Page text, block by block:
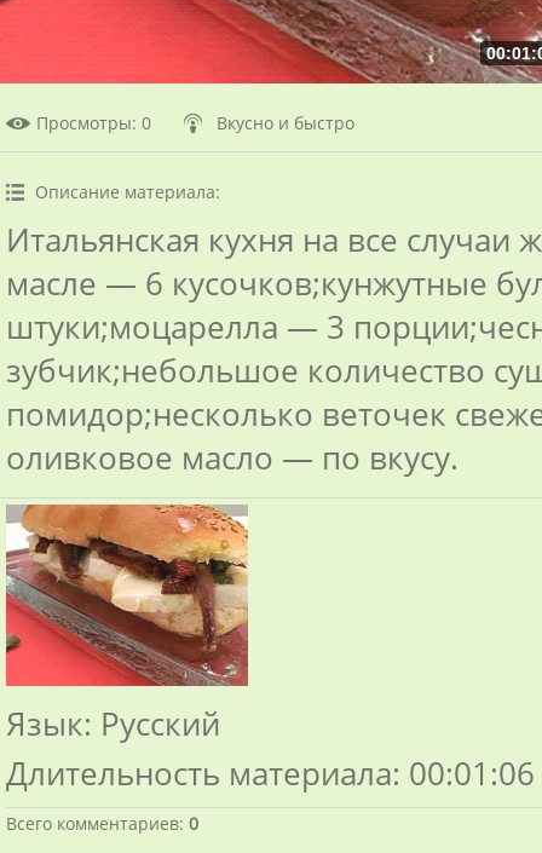
Просмотры: 0 Вкусно и быстро
Описание материала:
Итальянская кухня на все случаи
масле — 6 кусочков;кунжутные
штуки;моцарелла — 3
зубчик;небольшое количество
помидор;несколько веточек
оливковое масло — по вкусу.
Язык: Русский
Длительность материала: 00:01:06
Всего комментариев: 0